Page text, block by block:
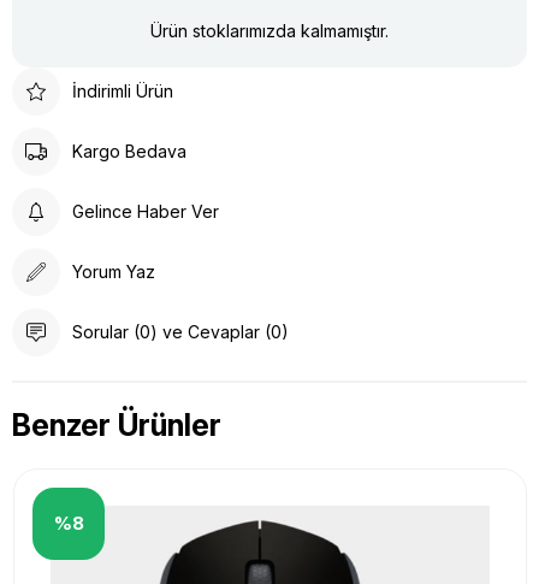
Ürün stoklarımızda kalmamıştır.
İndirimli Ürün
Kargo Bedava
Gelince Haber Ver
Yorum Yaz
Sorular (0) ve Cevaplar (0)
Benzer Ürünler
%8